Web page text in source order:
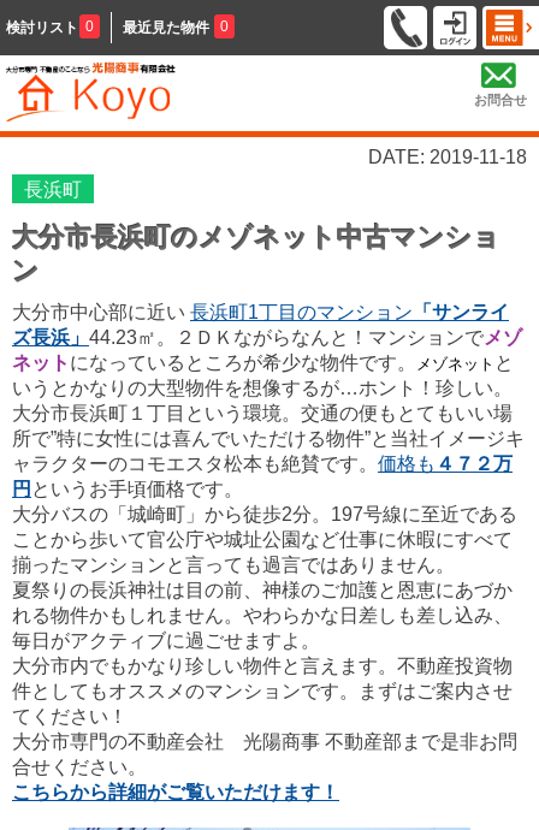
検討リスト 0 最近見た物件 0
お問合せ
DATE: 2019-11-18
長浜町
大分市長浜町のメゾネット中古マンショ
ン
大分市中心部に近い 長浜町1丁目のマンション 「サンライ
ズ長浜」 44.23㎡。２ＤＫながらなんと！マンションでメゾ
ネット になっているところが希少な物件です。 メゾネット と
いうとかなりの大型物件を想像するが…ホント！珍しい。
大分市長浜町１丁目という環境。交通の便もとてもいい場
所で”特に女性には喜んでいただける物件”と当社イメージキ
ャラクターのコモエスタ松本も絶賛です。 価格も ４７２万
円 というお手頃価格です。
大分バスの「城崎町」から徒歩2分。197号線に至近である
ことから歩いて官公庁や城址公園など仕事に休暇にすべて
揃ったマンションと言っても過言ではありません。
夏祭りの長浜神社は目の前、神様のご加護と恩恵にあづか
れる物件かもしれません。やわらかな日差しも差し込み、
毎日がアクティブに過ごせますよ。
大分市内でもかなり珍しい物件と言えます。不動産投資物
件としてもオススメのマンションです。まずはご案内させ
てください！
大分市専門の不動産会社 光陽商事 不動産部まで是非お問
合せください。
こちらから詳細がご覧いただけます！